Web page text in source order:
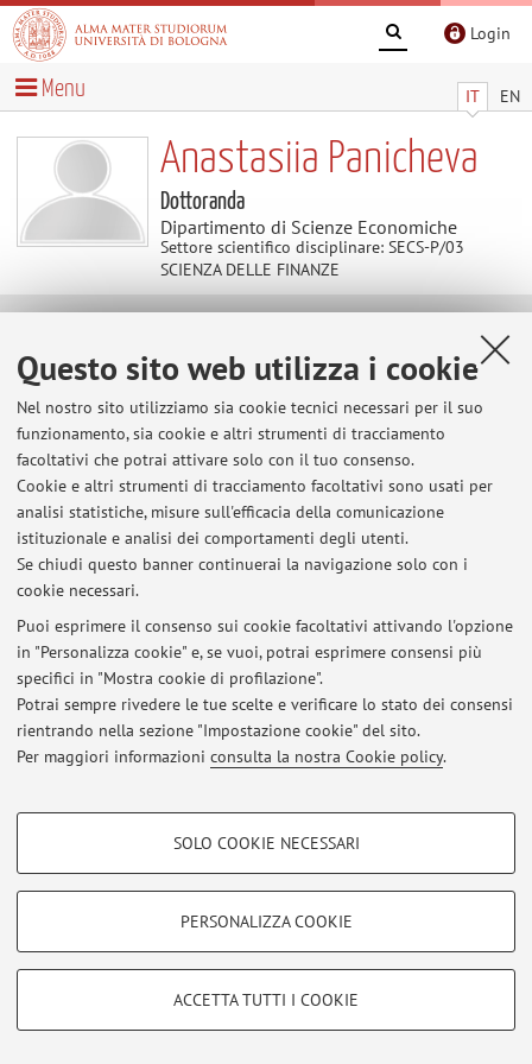
Questo sito web utilizza i cookie
Nel nostro sito utilizziamo sia cookie tecnici necessari per il suo
funzionamento, sia cookie e altri strumenti di tracciamento
facoltativi che potrai attivare solo con il tuo consenso.
Cookie e altri strumenti di tracciamento facoltativi sono usati per
analisi statistiche, misure sull'efficacia della comunicazione
istituzionale e analisi dei comportamenti degli utenti.
Se chiudi questo banner continuerai la navigazione solo con i
cookie necessari.
Puoi esprimere il consenso sui cookie facoltativi attivando l'opzione
in "Personalizza cookie" e, se vuoi, potrai esprimere consensi più
specifici in "Mostra cookie di profilazione".
Potrai sempre rivedere le tue scelte e verificare lo stato dei consensi
rientrando nella sezione "Impostazione cookie" del sito.
Per maggiori informazioni consulta la nostra Cookie policy.
COOKIE DI PROFILAZIONE - FACOLTATIVI
COOKIE TECNICI - NECESSARI
Si tratta di cookie tecnici utilizzati, a titolo esemplificativo, per il corretto
SOLO COOKIE NECESSARI
PERSONALIZZA COOKIE
ACCETTA TUTTI I COOKIE
Login
IT EN
Menu
Anastasiia Panicheva
Dottoranda
Dipartimento di Scienze Economiche
Settore scientifico disciplinare: SECS-P/03
SCIENZA DELLE FINANZE
Avvisi
Al momento non sono presenti avvisi.
Area riservata
Accedi tramite login per gestire tutti i contenuti del sito.
© 2026 - ALMA MATER STUDIORUM - Università di Bologna - Via
Zamboni, 33 - 40126 Bologna - Partita IVA: 01131710376
Privacy| Note legali |Impostazioni Cookie